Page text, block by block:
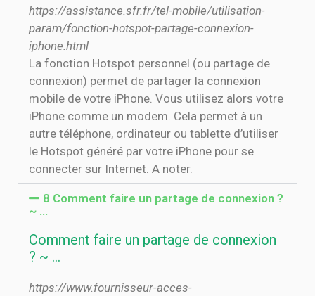
https://assistance.sfr.fr/tel-mobile/utilisation-
param/fonction-hotspot-partage-connexion-
iphone.html
La fonction Hotspot personnel (ou partage de
connexion) permet de partager la connexion
mobile de votre iPhone. Vous utilisez alors votre
iPhone comme un modem. Cela permet à un
autre téléphone, ordinateur ou tablette d’utiliser
le Hotspot généré par votre iPhone pour se
connecter sur Internet. A noter.
8 Comment faire un partage de connexion ?
~ …
Comment faire un partage de connexion
? ~ …
https://www.fournisseur-acces-